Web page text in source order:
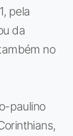
pela
da
no
paulino